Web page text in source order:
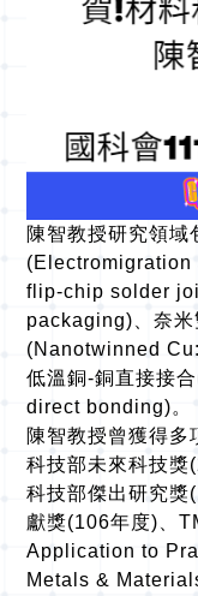
陳智教授研究領域
flip-chip solder
packaging)、奈米
(Nanotwinned
低溫銅-銅直接接
direct bonding)。
陳智教授曾獲得多
科技部未來科技獎
科技部傑出研究獎
獻獎(106年度)、
Application to
Metals &